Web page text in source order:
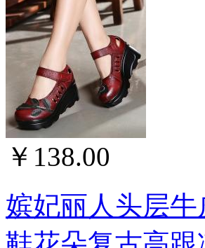
￥138.00
嫔妃丽人头层